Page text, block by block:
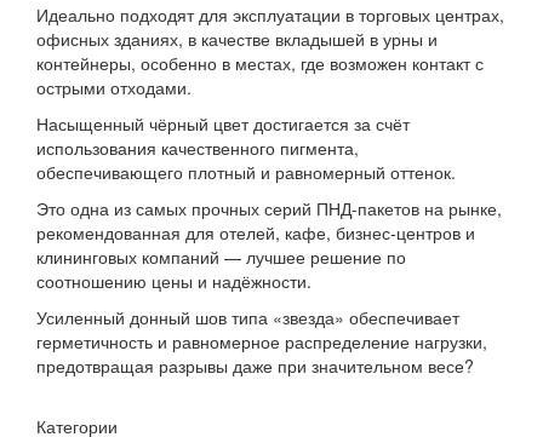
Идеально подходят для эксплуатации в торговых центрах,
офисных зданиях, в качестве вкладышей в урны и
контейнеры, особенно в местах, где возможен контакт с
острыми отходами.
Насыщенный чёрный цвет достигается за счёт
использования качественного пигмента,
обеспечивающего плотный и равномерный оттенок.
Это одна из самых прочных серий ПНД-пакетов на рынке,
рекомендованная для отелей, кафе, бизнес-центров и
клининговых компаний — лучшее решение по
соотношению цены и надёжности.
Усиленный донный шов типа «звезда» обеспечивает
герметичность и равномерное распределение нагрузки,
предотвращая разрывы даже при значительном весе?
Категории